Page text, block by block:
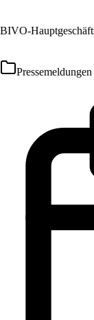
BIVO-
Pressemeldungen